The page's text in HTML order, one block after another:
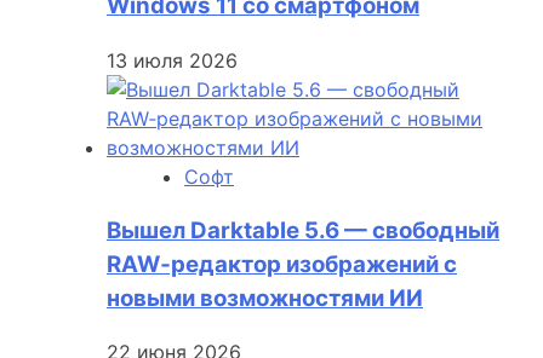
13 июля 2026
Софт
Вышел Darktable 5.6 — свободный
RAW‑редактор изображений с
новыми возможностями ИИ
22 июня 2026